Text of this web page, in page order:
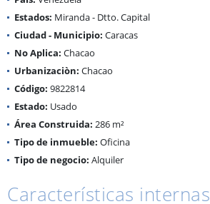
Estados: Miranda - Dtto. Capital
Ciudad - Municipio: Caracas
No Aplica: Chacao
Urbanizaciòn: Chacao
Código: 9822814
Estado: Usado
Área Construida: 286 m²
Tipo de inmueble: Oficina
Tipo de negocio: Alquiler
Características internas